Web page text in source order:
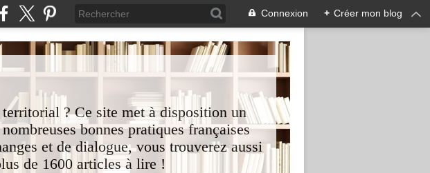
Connexion + Créer mon blog
? Ce site met à disposition un
bonnes pratiques françaises
et de dialogue, vous trouverez aussi
de 1600 articles à lire !